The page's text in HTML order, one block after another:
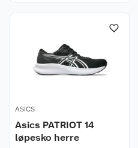
ASICS
Asics PATRIOT 14
løpesko herre